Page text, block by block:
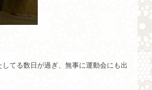
してる数日が過ぎ、無事に運動会にも出